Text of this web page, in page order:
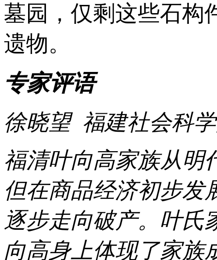
墓园，仅剩这些石构
遗物。
专家评语
徐晓望 福建社会科
福清叶向高家族从明
但在商品经济初步发
逐步走向破产。叶氏
向高身上体现了家族